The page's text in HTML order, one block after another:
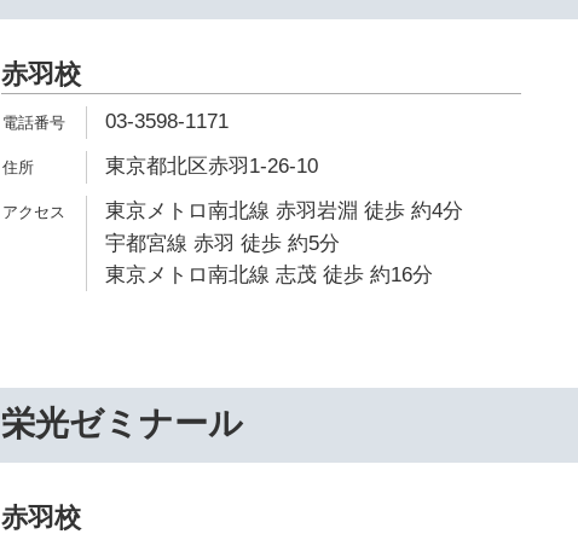
赤羽校
03-3598-1171
東京都北区赤羽1-26-10
東京メトロ南北線 赤羽岩淵 徒歩 約4分
宇都宮線 赤羽 徒歩 約5分
東京メトロ南北線 志茂 徒歩 約16分
栄光ゼミナール
赤羽校